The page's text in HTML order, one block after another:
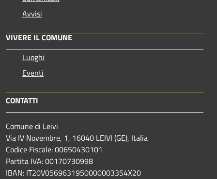
Avvisi
VIVERE IL COMUNE
Luoghi
Eventi
CONTATTI
Comune di Leivi
Via IV Novembre, 1, 16040 LEIVI (GE), Italia
Codice Fiscale: 00650430101
Partita IVA: 00170730998
IBAN: IT20V0569631950000003354X20